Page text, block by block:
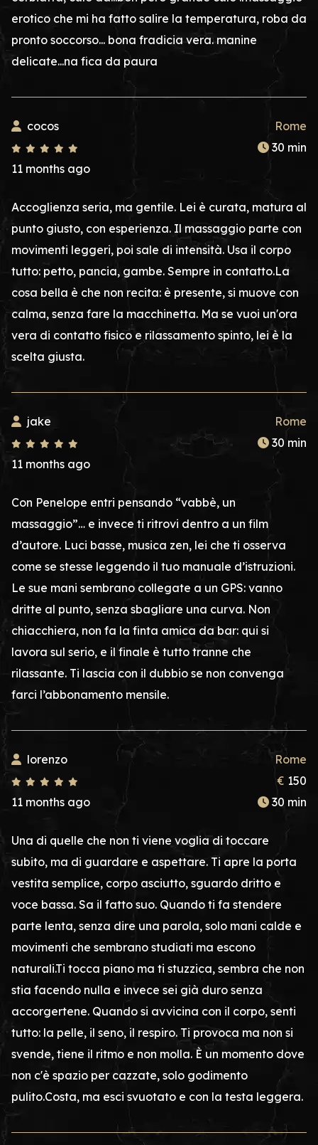
erotico che mi ha fatto salire la temperatura, roba da
pronto soccorso... bona fradicia vera. manine
delicate...na fica da paura
cocos
11 months ago
Rome
30 min
Accoglienza seria, ma gentile. Lei è curata, matura al
punto giusto, con esperienza. Il massaggio parte con
movimenti leggeri, poi sale di intensità. Usa il corpo
tutto: petto, pancia, gambe. Sempre in contatto.La
cosa bella è che non recita: è presente, si muove con
calma, senza fare la macchinetta. Ma se vuoi un'ora
vera di contatto fisico e rilassamento spinto, lei è la
scelta giusta.
jake
11 months ago
Rome
30 min
Con Penelope entri pensando “vabbè, un
massaggio”… e invece ti ritrovi dentro a un film
d’autore. Luci basse, musica zen, lei che ti osserva
come se stesse leggendo il tuo manuale d’istruzioni.
Le sue mani sembrano collegate a un GPS: vanno
dritte al punto, senza sbagliare una curva. Non
chiacchiera, non fa la finta amica da bar: qui si
lavora sul serio, e il finale è tutto tranne che
rilassante. Ti lascia con il dubbio se non convenga
farci l’abbonamento mensile.
lorenzo
11 months ago
Rome
€ 150
30 min
Una di quelle che non ti viene voglia di toccare
subito, ma di guardare e aspettare. Ti apre la porta
vestita semplice, corpo asciutto, sguardo dritto e
voce bassa. Sa il fatto suo. Quando ti fa stendere
parte lenta, senza dire una parola, solo mani calde e
movimenti che sembrano studiati ma escono
naturali.Ti tocca piano ma ti stuzzica, sembra che non
stia facendo nulla e invece sei già duro senza
accorgertene. Quando si avvicina con il corpo, senti
tutto: la pelle, il seno, il respiro. Ti provoca ma non si
svende, tiene il ritmo e non molla. È un momento dove
non c'è spazio per cazzate, solo godimento
pulito.Costa, ma esci svuotato e con la testa leggera.